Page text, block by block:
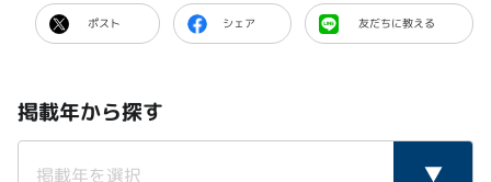
ポスト シェア 友だちに教える
掲載年から探す